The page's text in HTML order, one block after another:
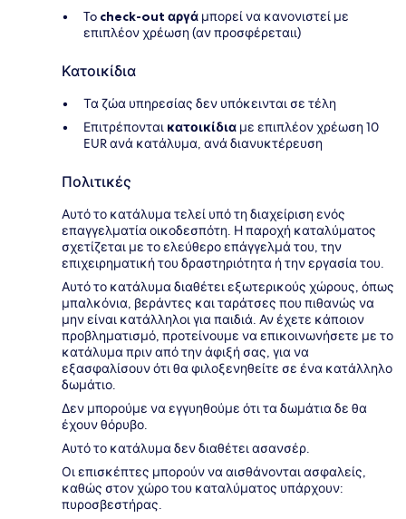
To check-out αργά μπορεί να κανονιστεί με
επιπλέον χρέωση (αν προσφέρεταιι)
Κατοικίδια
Τα ζώα υπηρεσίας δεν υπόκεινται σε τέλη
Επιτρέπονται κατοικίδια με επιπλέον χρέωση 10
EUR ανά κατάλυμα, ανά διανυκτέρευση
Πολιτικές
Αυτό το κατάλυμα τελεί υπό τη διαχείριση ενός
επαγγελματία οικοδεσπότη. Η παροχή καταλύματος
σχετίζεται με το ελεύθερο επάγγελμά του, την
επιχειρηματική του δραστηριότητα ή την εργασία του.
Αυτό το κατάλυμα διαθέτει εξωτερικούς χώρους, όπως
μπαλκόνια, βεράντες και ταράτσες που πιθανώς να
μην είναι κατάλληλοι για παιδιά. Αν έχετε κάποιον
προβληματισμό, προτείνουμε να επικοινωνήσετε με το
κατάλυμα πριν από την άφιξή σας, για να
εξασφαλίσουν ότι θα φιλοξενηθείτε σε ένα κατάλληλο
δωμάτιο.
Δεν μπορούμε να εγγυηθούμε ότι τα δωμάτια δε θα
έχουν θόρυβο.
Αυτό το κατάλυμα δεν διαθέτει ασανσέρ.
Οι επισκέπτες μπορούν να αισθάνονται ασφαλείς,
καθώς στον χώρο του καταλύματος υπάρχουν:
πυροσβεστήρας.